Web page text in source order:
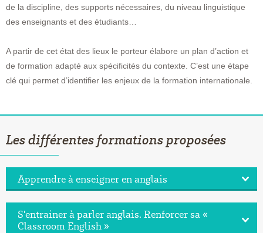
de la discipline, des supports nécessaires, du niveau linguistique
des enseignants et des étudiants…
A partir de cet état des lieux le porteur élabore un plan d’action et
de formation adapté aux spécificités du contexte. C’est une étape
clé qui permet d’identifier les enjeux de la formation internationale.
Les différentes formations proposées
Apprendre à enseigner en anglais
S'entrainer à parler anglais. Renforcer sa «
Classroom English »